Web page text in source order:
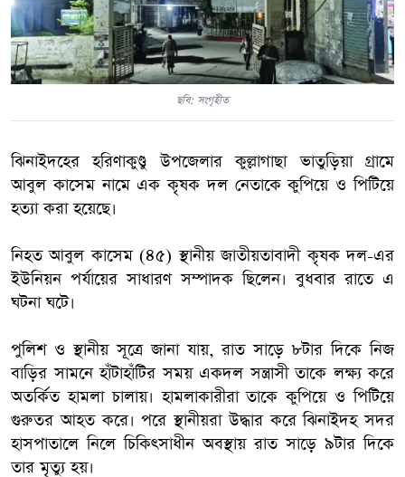
ছবি: সংগৃহীত
ঝিনাইদহের হরিণাকুণ্ডু উপজেলার কুল্লাগাছা ভাতুড়িয়া গ্রামে
আবুল কাসেম নামে এক কৃষক দল নেতাকে কুপিয়ে ও পিটিয়ে
হত্যা করা হয়েছে।
নিহত আবুল কাসেম (৪৫) স্থানীয় জাতীয়তাবাদী কৃষক দল-এর
ইউনিয়ন পর্যায়ের সাধারণ সম্পাদক ছিলেন। বুধবার রাতে এ
ঘটনা ঘটে।
পুলিশ ও স্থানীয় সূত্রে জানা যায়, রাত সাড়ে ৮টার দিকে নিজ
বাড়ির সামনে হাঁটাহাঁটির সময় একদল সন্ত্রাসী তাকে লক্ষ্য করে
অতর্কিত হামলা চালায়। হামলাকারীরা তাকে কুপিয়ে ও পিটিয়ে
গুরুতর আহত করে। পরে স্থানীয়রা উদ্ধার করে ঝিনাইদহ সদর
হাসপাতালে নিলে চিকিৎসাধীন অবস্থায় রাত সাড়ে ৯টার দিকে
তার মৃত্যু হয়।